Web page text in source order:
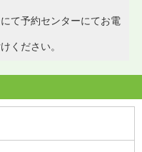
て予約センターにてお電
ください。